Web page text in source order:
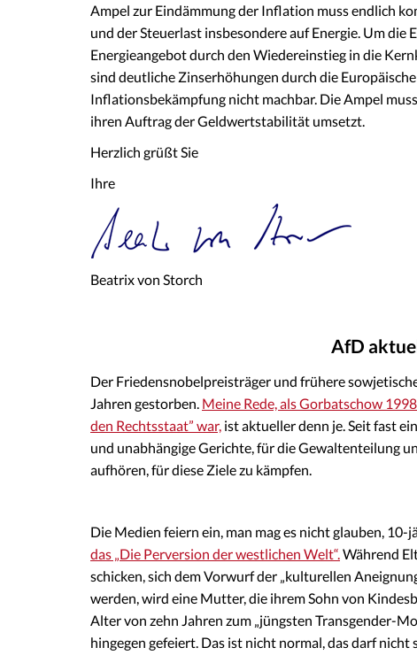
Ampel zur Eindämmung der Inflation muss endlich
und der Steuerlast insbesondere auf Energie. Um die
Energieangebot durch den Wiedereinstieg in die
sind deutliche Zinserhöhungen durch die
Inflationsbekämpfung nicht machbar. Die Ampel
ihren Auftrag der Geldwertstabilität umsetzt.
Herzlich grüßt Sie
Ihre
Beatrix von Storch
AfD
Der Friedensnobelpreisträger und frühere
Jahren gestorben. Meine Rede, als Gorbatschow
den Rechtsstaat” war, ist aktueller denn je. Seit fast
und unabhängige Gerichte, für die Gewaltenteilung
aufhören, für diese Ziele zu kämpfen.
Die Medien feiern ein, man mag es nicht glauben, 10-
das „Die Perversion der westlichen Welt“. Während
schicken, sich dem Vorwurf der „kulturellen
werden, wird eine Mutter, die ihrem Sohn von
Alter von zehn Jahren zum „jüngsten Transgender-
hingegen gefeiert. Das ist nicht normal, das darf nicht